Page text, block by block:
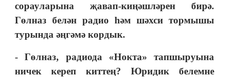
сорауларына җавап-киңәшләрен бирә.
Гөлназ белән радио һәм шәхси тормышы
турында әңгәмә кордык.
- Гөлназ, радиода «Нокта» тапшыруына
ничек кереп киттең? Юридик белемне